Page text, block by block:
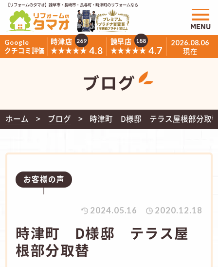
【リフォームのタマオ】諫早市・長崎市・長与町・時津町のリフォームなら
Google
クチコミ評価
時津店
★★★★★ 4.8
269
諫早店
★★★★★ 4.7
188 2026.08.06
現在
MENU
ブログ
ホーム ブログ 時津町 D様邸 テラス屋根部分取
お客様の声
2024.05.16 2020.12.18
時津町 D様邸 テラス屋
根部分取替